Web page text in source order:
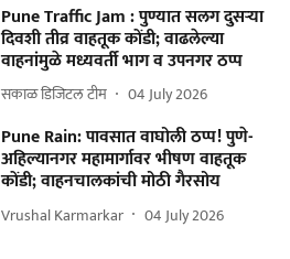
Pune Traffic Jam : पुण्यात सलग दुसऱ्या
दिवशी तीव्र वाहतूक कोंडी; वाढलेल्या
वाहनांमुळे मध्यवर्ती भाग व उपनगर ठप्प
सकाळ डिजिटल टीम 04 July 2026
Pune Rain: पावसात वाघोली ठप्प! पुणे-
अहिल्यानगर महामार्गावर भीषण वाहतूक
कोंडी; वाहनचालकांची मोठी गैरसोय
Vrushal Karmarkar 04 July 2026